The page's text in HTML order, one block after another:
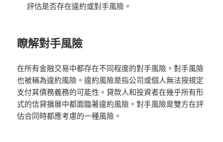
評估是否存在違約或對手風險。
瞭解對手風險
在所有金融交易中都存在不同程度的對手風險。對手風險
也被稱為違約風險。違約風險是指公司或個人無法按規定
支付其債務義務的可能性。貸款人和投資者在幾乎所有形
式的信貸擴展中都面臨著違約風險。對手風險是雙方在評
估合同時都應考慮的一種風險。